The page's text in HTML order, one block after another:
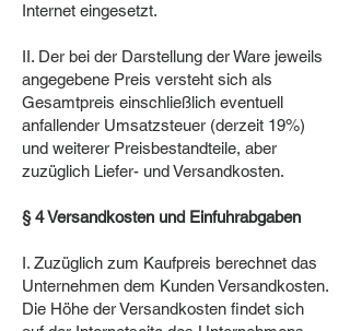
Internet eingesetzt.
II. Der bei der Darstellung der Ware jeweils
angegebene Preis versteht sich als
Gesamtpreis einschließlich eventuell
anfallender Umsatzsteuer (derzeit 19%)
und weiterer Preisbestandteile, aber
zuzüglich Liefer- und Versandkosten.
§ 4 Versandkosten und Einfuhrabgaben
I. Zuzüglich zum Kaufpreis berechnet das
Unternehmen dem Kunden Versandkosten.
Die Höhe der Versandkosten findet sich